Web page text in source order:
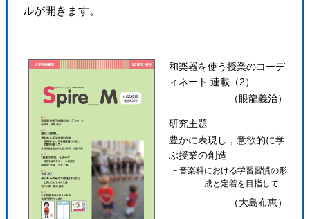
ルが開きます。
和楽器を使う授業のコーデ
ィネート 連載（2）
（眼龍義治）
研究主題
豊かに表現し，意欲的に学
ぶ授業の創造
－音楽科における学習習慣の形
成と定着を目指して－
（大島布恵）